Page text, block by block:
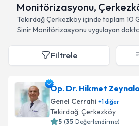
Monitörizasyonu,
TekirdağÇerkezköyiçinde toplam 10
Sinir Monitörizasyonu uygulayan
Filtrele
Op. Dr. Hikmet
Genel Cerrahi +1diğer
Tekirdağ, Çerkezköy
5 (35 Değerlendirme)